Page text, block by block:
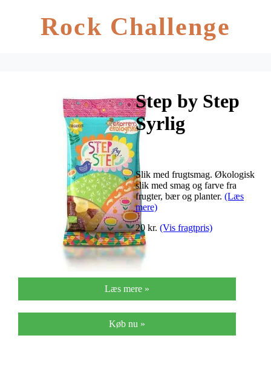
Rock Challenge
Step by Step
Syrlig
Vingummi Ø –
80 gram
Slik med frugtsmag. Økologisk
slik med smag og farve fra
frugter, bær og planter. (Læs
mere)
20 kr. (Vis fragtpris)
Læs mere »
Køb nu »